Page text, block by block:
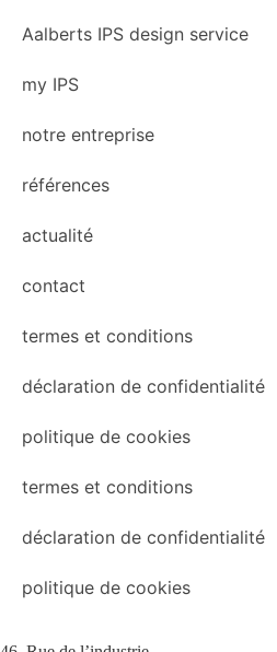
Aalberts IPS design service
my IPS
notre entreprise
références
actualité
contact
termes et conditions
déclaration de confidentialité
politique de cookies
termes et conditions
déclaration de confidentialité
politique de cookies